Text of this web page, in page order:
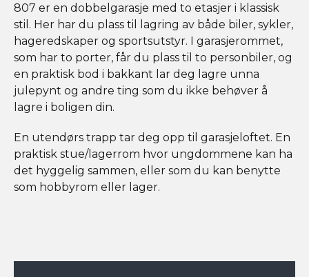
807 er en dobbelgarasje med to etasjer i klassisk
stil. Her har du plass til lagring av både biler, sykler,
hageredskaper og sportsutstyr. I garasjerommet,
som har to porter, får du plass til to personbiler, og
en praktisk bod i bakkant lar deg lagre unna
julepynt og andre ting som du ikke behøver å
lagre i boligen din.
En utendørs trapp tar deg opp til garasjeloftet. En
praktisk stue/lagerrom hvor ungdommene kan ha
det hyggelig sammen, eller som du kan benytte
som hobbyrom eller lager.